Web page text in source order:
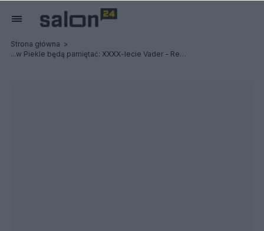
Strona główna
...w Piekle będą pamiętać: XXXX-lecie Vader - Relacja